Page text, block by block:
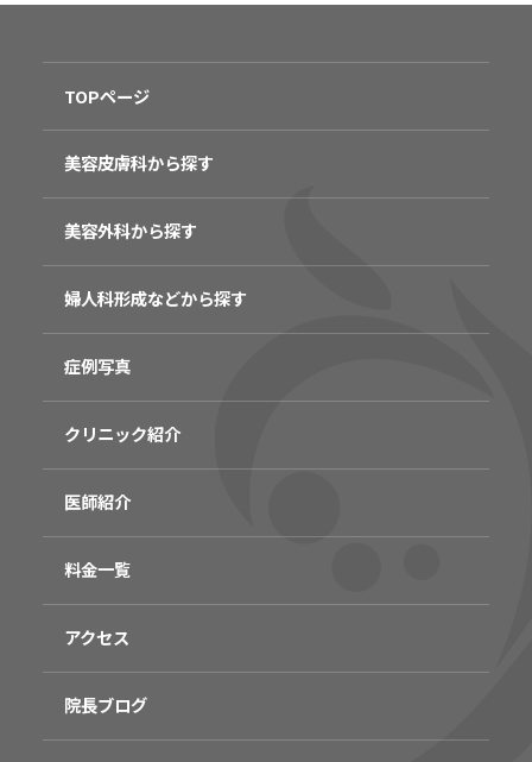
TOPページ
美容皮膚科から探す
美容外科から探す
婦人科形成などから探す
症例写真
クリニック紹介
医師紹介
料金一覧
アクセス
院長ブログ